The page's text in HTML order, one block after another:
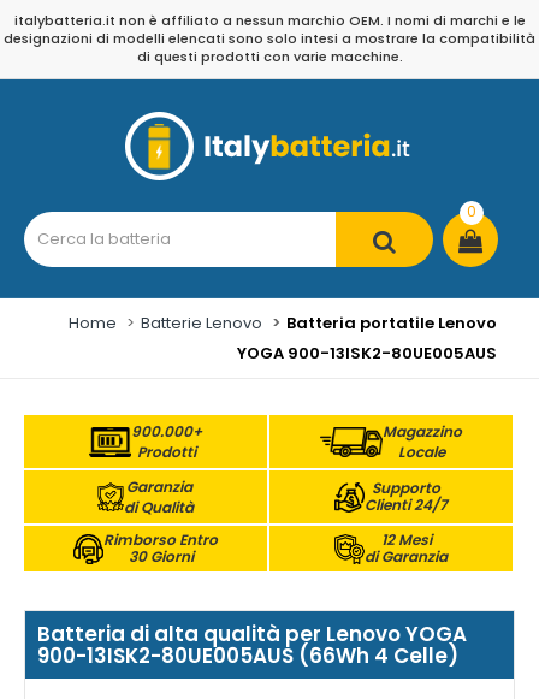
italybatteria.it non è affiliato a nessun marchio OEM. I nomi di marchi e le
designazioni di modelli elencati sono solo intesi a mostrare la compatibilità
di questi prodotti con varie macchine.
0
Home Batterie Lenovo
Batteria portatile Lenovo
YOGA 900-13ISK2-80UE005AUS
900.000+
Prodotti
Magazzino
Locale
Garanzia
di Qualità
Supporto
Clienti 24/7
Rimborso Entro
30 Giorni
12 Mesi
di Garanzia
Batteria di alta qualità per Lenovo YOGA
900-13ISK2-80UE005AUS (66Wh 4 Celle)